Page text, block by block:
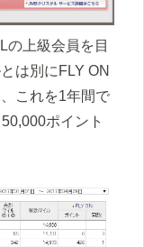
の上級会員を目
は別にFLY ON
これを1年間で
ポイント